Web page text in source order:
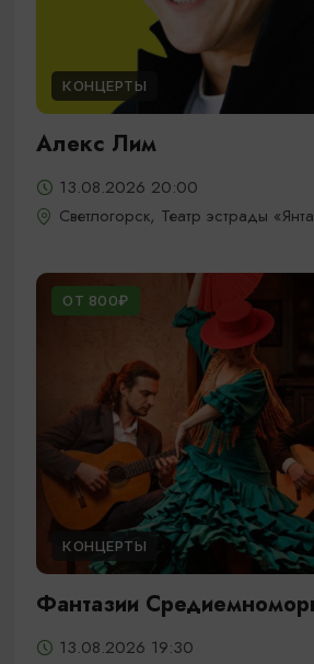
КОНЦЕРТЫ
Алекс Лим
13.08.2026 20:00
Светлогорск, Театр эстрады
ОТ 800₽
КОНЦЕРТЫ
Фантазии
13.08.2026 19:30